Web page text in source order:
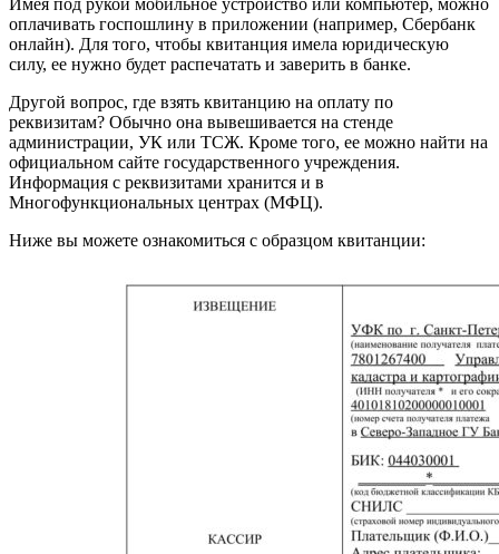
Имея под рукой мобильное устройство или компьютер, можно
оплачивать госпошлину в приложении (например, Сбербанк
онлайн). Для того, чтобы квитанция имела юридическую
силу, ее нужно будет распечатать и заверить в банке.
Другой вопрос, где взять квитанцию на оплату по
реквизитам? Обычно она вывешивается на стенде
администрации, УК или ТСЖ. Кроме того, ее можно найти на
официальном сайте государственного учреждения.
Информация с реквизитами хранится и в
Многофункциональных центрах (МФЦ).
Ниже вы можете ознакомиться с образцом квитанции: